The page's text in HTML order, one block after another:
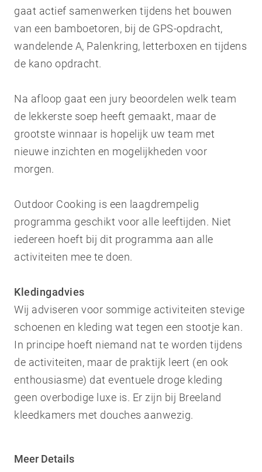
gaat actief samenwerken tijdens het bouwen
van een bamboetoren, bij de GPS-opdracht,
wandelende A, Palenkring, letterboxen en tijdens
de kano opdracht.
Na afloop gaat een jury beoordelen welk team
de lekkerste soep heeft gemaakt, maar de
grootste winnaar is hopelijk uw team met
nieuwe inzichten en mogelijkheden voor
morgen.
Outdoor Cooking is een laagdrempelig
programma geschikt voor alle leeftijden. Niet
iedereen hoeft bij dit programma aan alle
activiteiten mee te doen.
Kledingadvies
Wij adviseren voor sommige activiteiten stevige
schoenen en kleding wat tegen een stootje kan.
In principe hoeft niemand nat te worden tijdens
de activiteiten, maar de praktijk leert (en ook
enthousiasme) dat eventuele droge kleding
geen overbodige luxe is. Er zijn bij Breeland
kleedkamers met douches aanwezig.
Meer Details